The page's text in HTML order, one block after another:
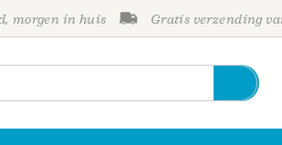
morgen in huis Gratis verzending